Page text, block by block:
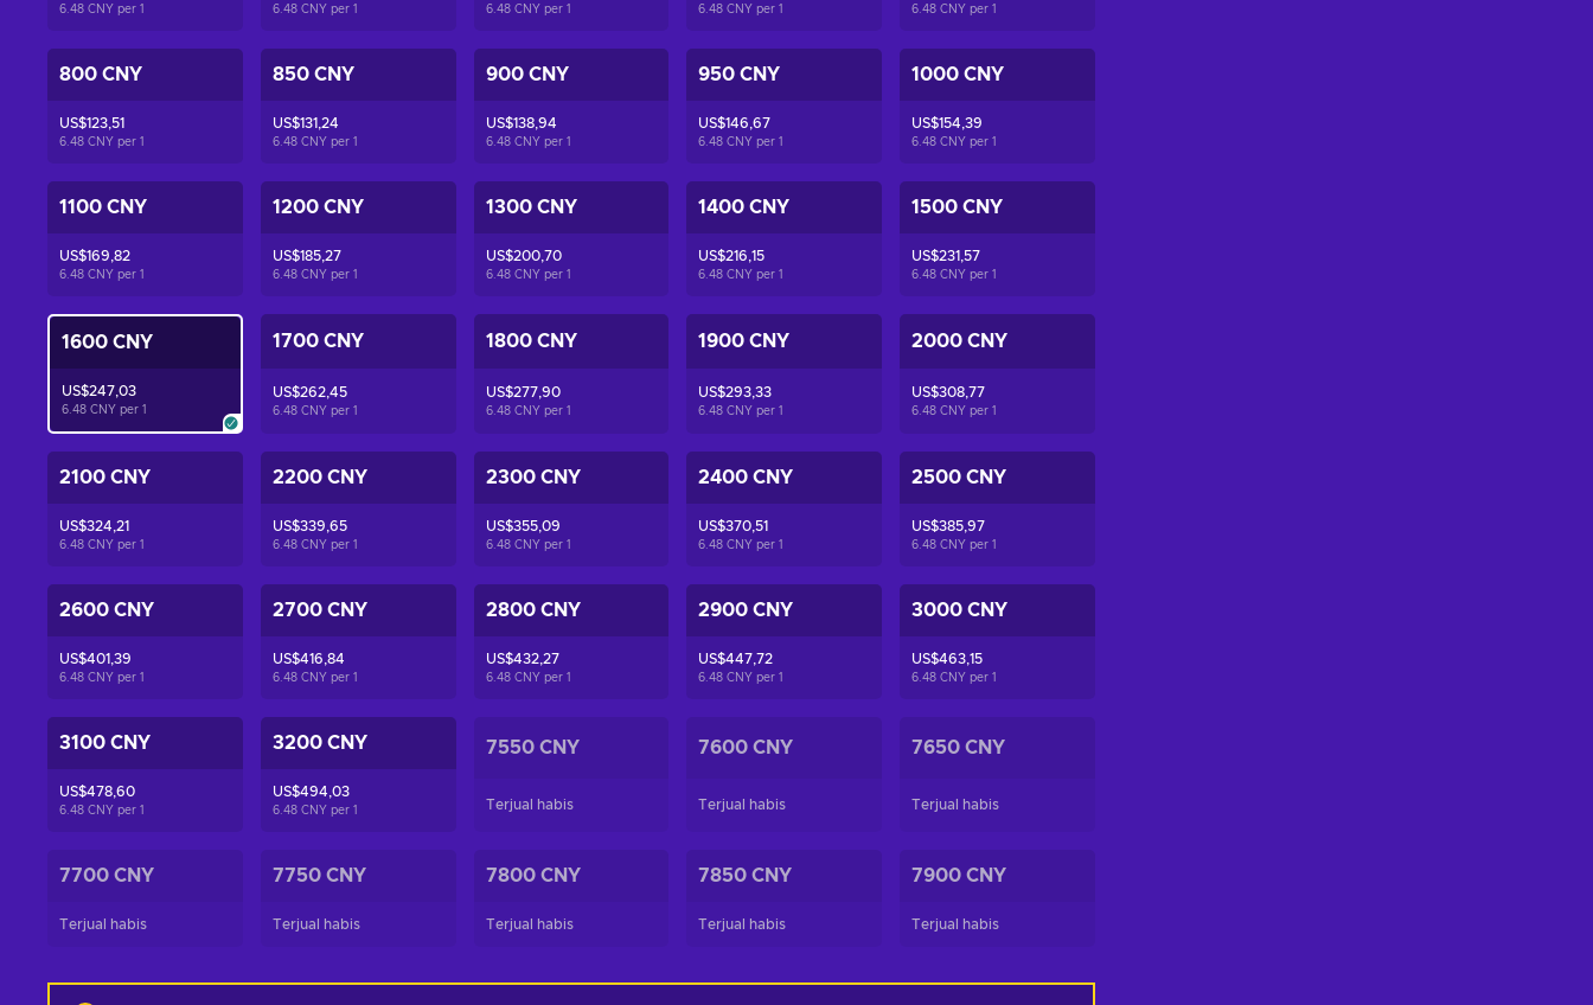
6.48 CNY per 1 6.48 CNY per 1 6.48 CNY per 1 6.48 CNY per1 6.48 CNY per1
800 CNY
US$123,51
6.48 CNY per 1
850 CNY
US$131,24
6.48 CNY per 1
900 CNY
US$138,94
6.48 CNY per 1
950 CNY
US$146,67
6.48 CNY per1
1000 CNY
US$154,39
6.48 CNY per1
1100 CNY
US$169,82
6.48 CNY per 1
1200 CNY
US$185,27
6.48 CNY per 1
1300 CNY
US$200,70
6.48 CNY per 1
1400 CNY
US$216,15
6.48 CNY per1
1500 CNY
US$231,57
6.48 CNY per1
1600 CNY
US$247,03
6.48 CNY per 1
1700 CNY
US$262,45
6.48 CNY per 1
1800 CNY
US$277,90
6.48 CNY per 1
1900 CNY
US$293,33
6.48 CNY per1
2000 CNY
US$308,77
6.48 CNY per1
2100 CNY
US$324,21
6.48 CNY per 1
2200 CNY
US$339,65
6.48 CNY per 1
2300 CNY
US$355,09
6.48 CNY per 1
2400 CNY
US$370,51
6.48 CNY per1
2500 CNY
US$385,97
6.48 CNY per1
2600 CNY
US$401,39
6.48 CNY per 1
2700 CNY
US$416,84
6.48 CNY per 1
2800 CNY
US$432,27
6.48 CNY per 1
2900 CNY
US$447,72
6.48 CNY per1
3000 CNY
US$463,15
6.48 CNY per1
3100 CNY
US$478,60
6.48 CNY per 1
3200 CNY
US$494,03
6.48 CNY per 1
7550 CNY
Terjual habis
7600 CNY
Terjual habis
7650 CNY
Terjual habis
7700 CNY
Terjual habis
7750 CNY
Terjual habis
7800 CNY
Terjual habis
7850 CNY
Terjual habis
7900 CNY
Terjual habis